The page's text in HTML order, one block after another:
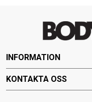
INFORMATION
KONTAKTA OSS